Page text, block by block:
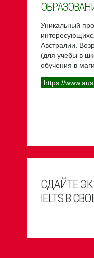
Уникальный
Австралии.
(для учебы в
обучения в
https://
СДАЙТЕ
IELTS В